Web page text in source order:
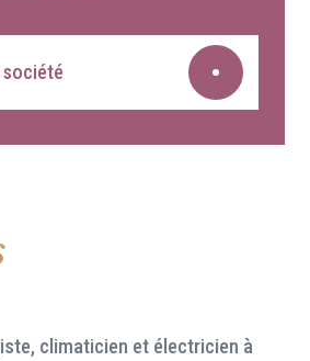
climaticien et électricien à